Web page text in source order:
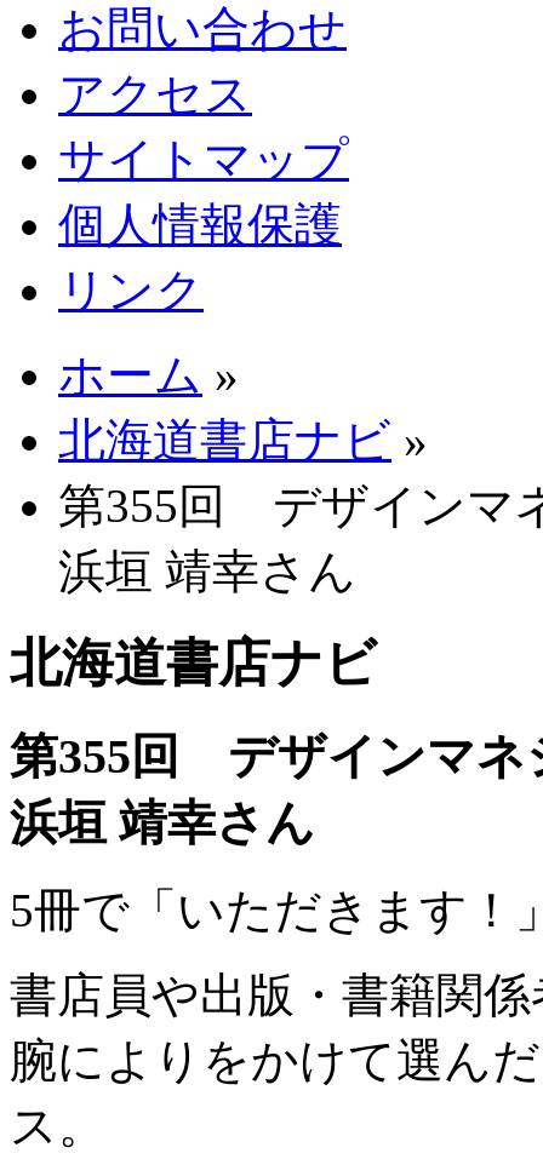
お問い合わせ
アクセス
サイトマップ
個人情報保護
リンク
ホーム »
北海道書店ナビ »
第355回 デザインマ
浜垣 靖幸さん
北海道書店ナビ
第355回 デザインマネ
浜垣 靖幸さん
5冊で「いただきます！
書店員や出版・書籍関
腕によりをかけて選ん
ス。